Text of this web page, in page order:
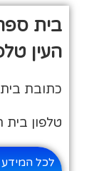
בית
העין
כתובת בית
טלפון בית הספר:
לכל המידע